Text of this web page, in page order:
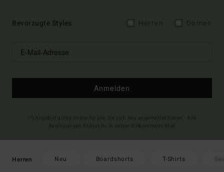
Bevorzugte Styles
Anmelden
Herren Neu Boardshorts T-Shirts